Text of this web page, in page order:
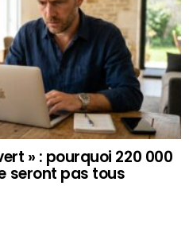
» : pourquoi 220 000
seront pas tous